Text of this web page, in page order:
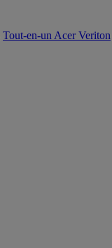
Tout-en-un Acer Veriton